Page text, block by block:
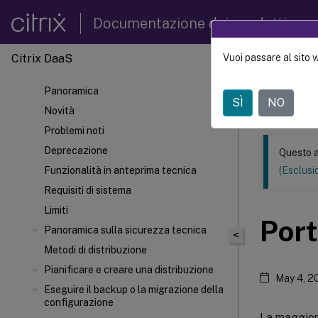
Documentazione dei prodotti
Citrix DaaS
Panoramica
Novità
Problemi noti
Deprecazione
Funzionalità in anteprima tecnica
Requisiti di sistema
Limiti
Panoramica sulla sicurezza tecnica
Metodi di distribuzione
Pianificare e creare una distribuzione
Eseguire il backup o la migrazione della
configurazione
Questo
<
Questo
May 4,
Vuoi passare al sito
SÌ NO